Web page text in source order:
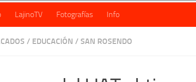
LajinoTV Fotografías Info
/ EDUCACIÓN / SAN ROSENDO